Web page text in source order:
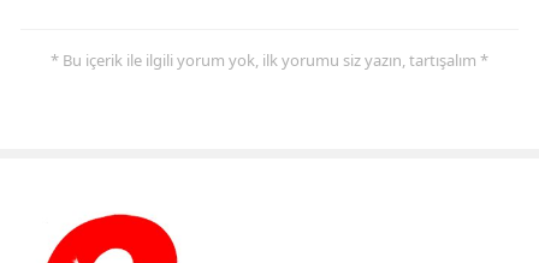
* Bu içerik ile ilgili yorum yok, ilk yorumu siz yazın, tartışalım *